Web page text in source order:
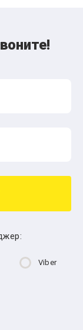
Viber